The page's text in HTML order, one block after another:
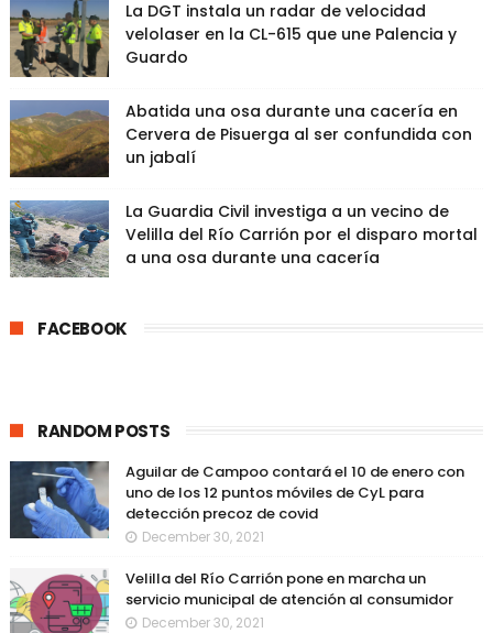
La DGT instala un radar de velocidad
velolaser en la CL-615 que une Palencia y
Guardo
Abatida una osa durante una cacería en
Cervera de Pisuerga al ser confundida con
un jabalí
La Guardia Civil investiga a un vecino de
Velilla del Río Carrión por el disparo mortal
a una osa durante una cacería
FACEBOOK
RANDOM POSTS
Aguilar de Campoo contará el 10 de enero con
uno de los 12 puntos móviles de CyL para
detección precoz de covid
December 30, 2021
Velilla del Río Carrión pone en marcha un
servicio municipal de atención al consumidor
December 30, 2021